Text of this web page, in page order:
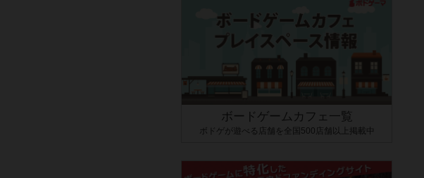
ボードゲームカフェ一覧
ボドゲが遊べる店舗を全国500店舗以上掲載中